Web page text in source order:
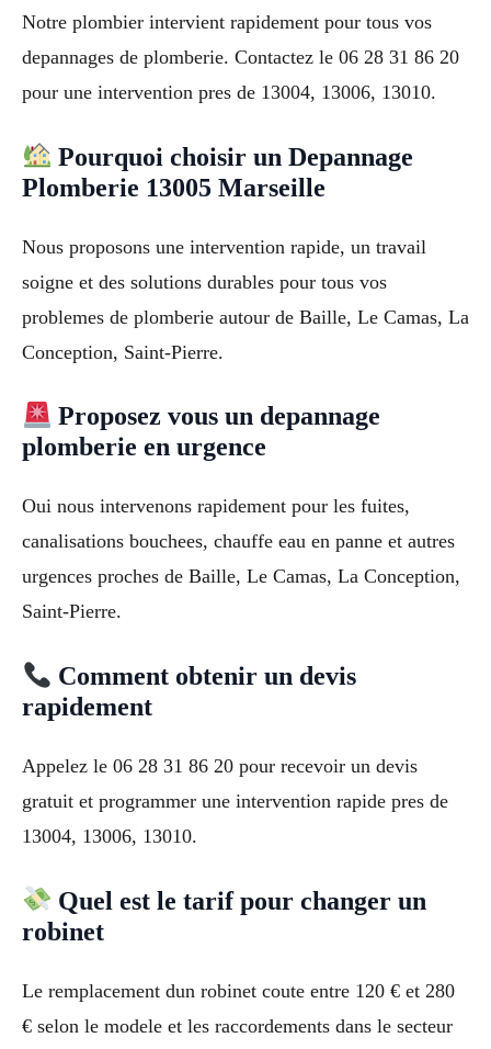
Notre plombier intervient rapidement pour tous vos
depannages de plomberie. Contactez le 06 28 31 86 20
pour une intervention pres de 13004, 13006, 13010.
Pourquoi choisir un Depannage
Plomberie 13005 Marseille
Nous proposons une intervention rapide, un travail
soigne et des solutions durables pour tous vos
problemes de plomberie autour de Baille, Le Camas, La
Conception, Saint-Pierre.
Proposez vous un depannage
plomberie en urgence
Oui nous intervenons rapidement pour les fuites,
canalisations bouchees, chauffe eau en panne et autres
urgences proches de Baille, Le Camas, La Conception,
Saint-Pierre.
Comment obtenir un devis
rapidement
Appelez le 06 28 31 86 20 pour recevoir un devis
gratuit et programmer une intervention rapide pres de
13004, 13006, 13010.
Quel est le tarif pour changer un
robinet
Le remplacement dun robinet coute entre 120 € et 280
€ selon le modele et les raccordements dans le secteur